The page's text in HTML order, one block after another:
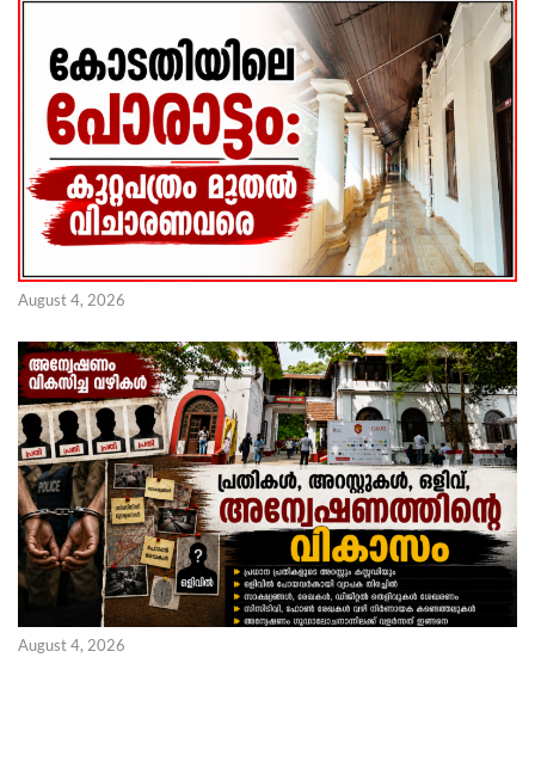
August 4, 2026
August 4, 2026